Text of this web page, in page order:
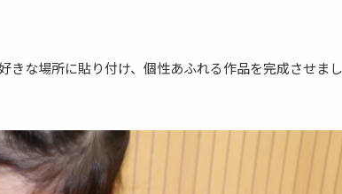
きな場所に貼り付け、個性あふれる作品を完成させまし